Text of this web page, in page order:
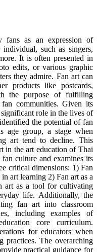
fans as an expression of
such as singers,
It is often presented in
edits, or various graphic
they admire. Fan art can
products like postcards,
the purpose of fulfilling
communities. Given its
role in the lives of
the potential of fan
age group, a stage when
art tend to decline. This
in the art education of Thai
culture and examines its
critical dimensions: 1) Fan
art learning 2) Fan art as a
art as a tool for cultivating
life. Additionally, the
fan art into classroom
including examples of
core curriculum.
for educators when
practices. The overarching
practical guidance for